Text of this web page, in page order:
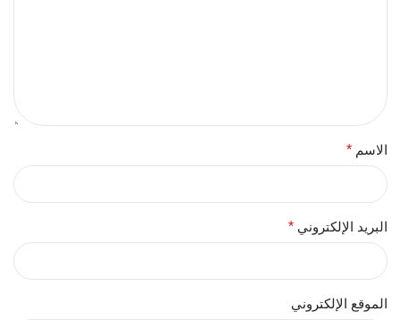
الاسم *
البريد الإلكتروني *
الموقع الإلكتروني